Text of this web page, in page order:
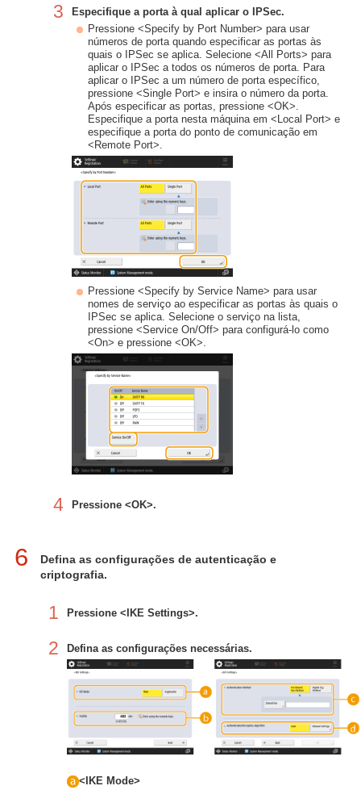
3
Especifique a porta à qual aplicar o IPSec.
Pressione <Specify by Port Number> para usar
números de porta quando especificar as portas às
quais o IPSec se aplica. Selecione <All Ports> para
aplicar o IPSec a todos os números de porta. Para
aplicar o IPSec a um número de porta específico,
pressione <Single Port> e insira o número da porta.
Após especificar as portas, pressione <OK>.
Especifique a porta nesta máquina em <Local Port> e
especifique a porta do ponto de comunicação em
<Remote Port>.
Pressione <Specify by Service Name> para usar
nomes de serviço ao especificar as portas às quais o
IPSec se aplica. Selecione o serviço na lista,
pressione <Service On/Off> para configurá-lo como
<On> e pressione <OK>.
4 Pressione <OK>.
6
Defina as configurações de autenticação e
criptografia.
1 Pressione <IKE Settings>.
2 Defina as configurações necessárias.
<IKE Mode>